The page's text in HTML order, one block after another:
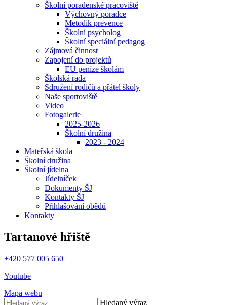
Školní poradenské pracoviště
Výchovný poradce
Metodik prevence
Školní psycholog
Školní speciální pedagog
Zájmová činnost
Zapojení do projektů
EU peníze školám
Školská rada
Sdružení rodičů a přátel školy
Naše sportoviště
Video
Fotogalerie
2025-2026
Školní družina
2023 - 2024
Mateřská škola
Školní družina
Školní jídelna
Jídelníček
Dokumenty ŠJ
Kontakty ŠJ
Přihlašování obědů
Kontakty
Tartanové hřiště
+420 577 005 650
Youtube
Mapa webu
Hledaný výraz